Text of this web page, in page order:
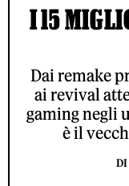
I 15
Dai remake
ai revival
gaming negli
è il